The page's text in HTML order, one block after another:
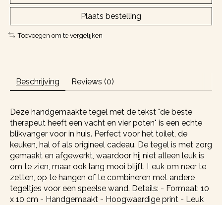
Plaats bestelling
Toevoegen om te vergelijken
Beschrijving Reviews (0)
Deze handgemaakte tegel met de tekst "de beste
therapeut heeft een vacht en vier poten" is een echte
blikvanger voor in huis. Perfect voor het toilet, de
keuken, hal of als origineel cadeau. De tegel is met zorg
gemaakt en afgewerkt, waardoor hij niet alleen leuk is
om te zien, maar ook lang mooi blijft. Leuk om neer te
zetten, op te hangen of te combineren met andere
tegeltjes voor een speelse wand. Details: - Formaat: 10
x 10 cm - Handgemaakt - Hoogwaardige print - Leuk